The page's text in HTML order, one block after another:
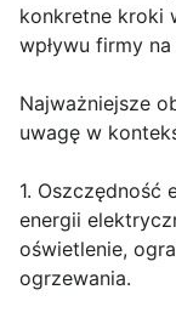
konkretne kroki
wpływu firmy
Najważniejsze
uwagę w
1. Oszczędność
energii
oświetlenie,
ogrzewania.